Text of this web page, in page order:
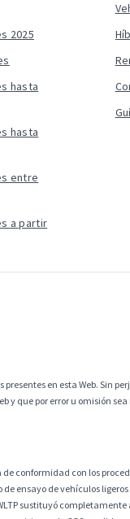
2025
hasta
hasta
entre
a partir
en esta Web. Sin
y que por error u omisión
conformidad con los
ensayo de vehículos
sustituyó